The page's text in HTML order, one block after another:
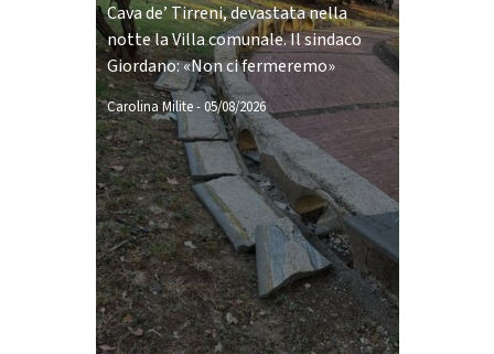
Cava de’ Tirreni, devastata nella
notte la Villa comunale. Il sindaco
Giordano: «Non ci fermeremo»
Carolina Milite- 05/08/2026